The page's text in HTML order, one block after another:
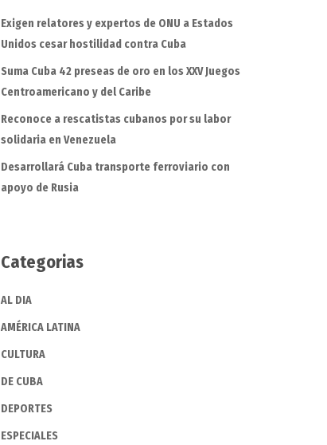
Exigen relatores y expertos de ONU a Estados
Unidos cesar hostilidad contra Cuba
Suma Cuba 42 preseas de oro en los XXV Juegos
Centroamericano y del Caribe
Reconoce a rescatistas cubanos por su labor
solidaria en Venezuela
Desarrollará Cuba transporte ferroviario con
apoyo de Rusia
Categorias
AL DIA
AMÉRICA LATINA
CULTURA
DE CUBA
DEPORTES
ESPECIALES